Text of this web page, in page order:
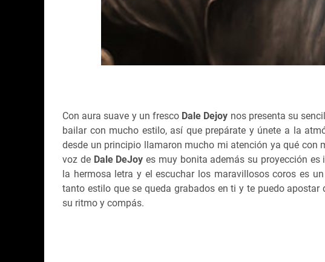
Con aura suave y un fresco Dale Dejoy nos presenta su
bailar con mucho estilo, así que prepárate y únete a la
desde un principio llamaron mucho mi atención ya qué con
voz de Dale DeJoy es muy bonita además su proyección
la hermosa letra y el escuchar los maravillosos coros es
tanto estilo que se queda grabados en ti y te puedo
su ritmo y compás.